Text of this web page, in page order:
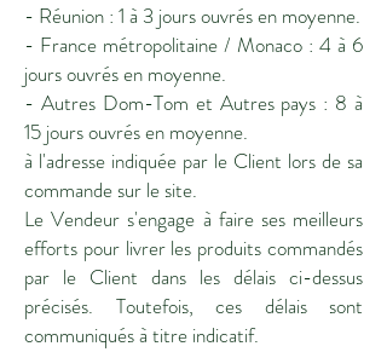
- Réunion : 1 à 3 jours ouvrés en moyenne.
- France métropolitaine / Monaco : 4 à 6
jours ouvrés en moyenne.
- Autres Dom-Tom et Autres pays : 8 à
15 jours ouvrés en moyenne.
à l'adresse indiquée par le Client lors de sa
commande sur le site.
Le Vendeur s'engage à faire ses meilleurs
efforts pour livrer les produits commandés
par le Client dans les délais ci-dessus
précisés. Toutefois, ces délais sont
communiqués à titre indicatif.